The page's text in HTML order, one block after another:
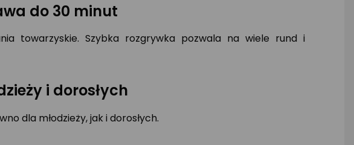
do 30 minut
towarzyskie. Szybka rozgrywka pozwala na wiele rund i
i dorosłych
dla młodzieży, jak i dorosłych.